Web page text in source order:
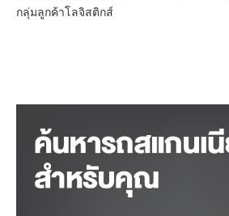
กลุ่มลูกค้าโลจิสติกส์